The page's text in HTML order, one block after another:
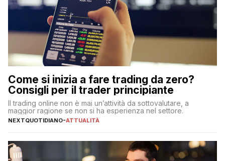
Come si inizia a fare trading da zero?
Consigli per il trader principiante
Il trading online non è mai un’attività da sottovalutare, a
maggior ragione se non si ha esperienza nel settore.
NEXTQUOTIDIANO-ATTUALITÀ